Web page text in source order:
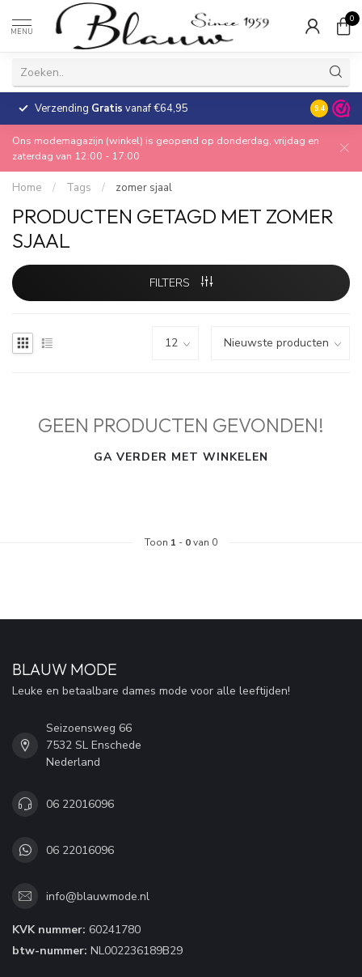
MENU
0
Verzending Gratis vanaf €64,95 30 dagen
9.4
Ons modemagazijn (winkel) is geopend op donderdag, vrijdag en
zaterdag van 12:00 - 17:00
Home / Tags / zomer sjaal
PRODUCTEN GETAGD MET ZOMER
SJAAL
FILTERS
GEEN PRODUCTEN GEVONDEN!
GA VERDER MET WINKELEN
Toon 1 - 0van 0
BLAUW MODE
Leuke en betaalbare dames mode voor alle leeftijden!
Seizoensweg 66
7532 SL Enschede
Nederland
06 22016096
06 22016096
info@blauwmode.nl
KVK nummer: 60241780
btw-nummer: NL002236189B29